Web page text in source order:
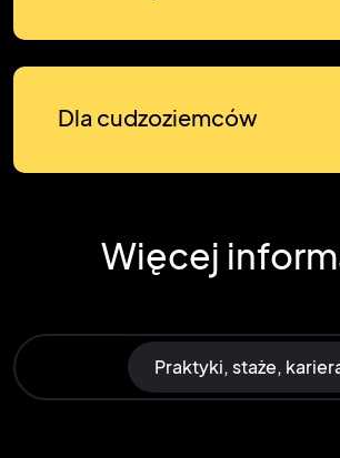
Dla cudzoziemców
Więcej
Praktyki, staże,